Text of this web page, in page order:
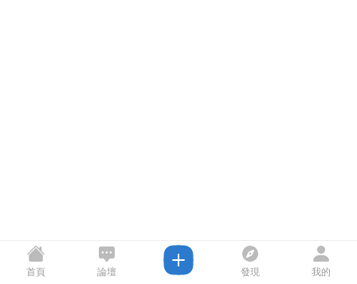
首頁 論壇 發現 我的